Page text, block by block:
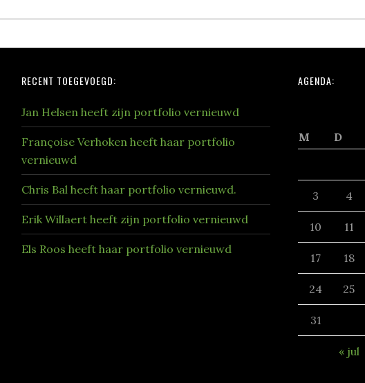
RECENT TOEGEVOEGD:
Jan Helsen heeft zijn portfolio vernieuwd
Françoise Verhoken heeft haar portfolio
vernieuwd
Chris Bal heeft haar portfolio vernieuwd.
Erik Willaert heeft zijn portfolio vernieuwd
Els Roos heeft haar portfolio vernieuwd
AGENDA:
M
D
3 4
10 11
17 18
24 25
31
« jul